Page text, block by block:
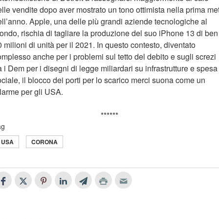
vendite dopo aver mostrato un tono ottimista nella prima
Apple, una delle più grandi aziende tecnologiche al
rischia di tagliare la produzione del suo iPhone 13 di ben
milioni di unità per il 2021. In questo contesto, diventato
anche per i problemi sul tetto del debito e sugli screzi
i Dem per i disegni di legge miliardari su infrastrutture e spesa
il blocco dei porti per lo scarico merci suona come un
per gli USA.
******
USA CORONA